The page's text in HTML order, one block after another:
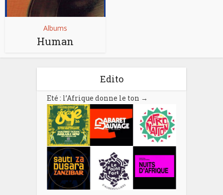
Albums
Human
Edito
Eté : l’Afrique donne le ton →